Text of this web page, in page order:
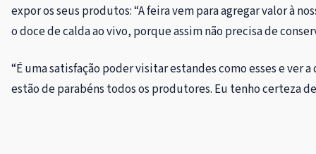
expor os seus produtos: “A feira vem para agregar valor à
o doce de calda ao vivo, porque assim não precisa de
“É uma satisfação poder visitar estandes como esses e
estão de parabéns todos os produtores. Eu tenho certeza